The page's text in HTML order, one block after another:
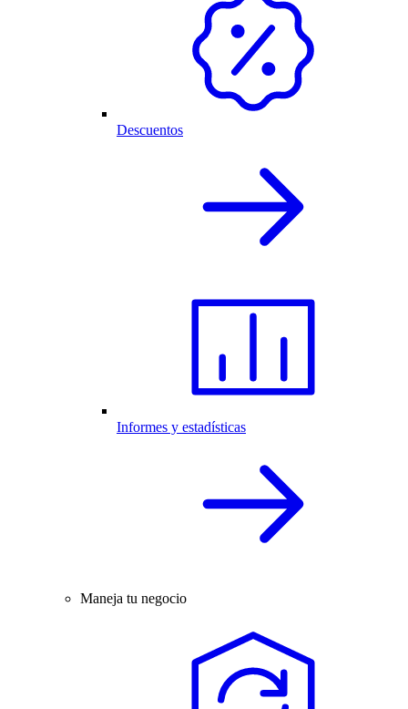
Descuentos
Informes y estadísticas
Maneja tu negocio